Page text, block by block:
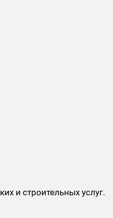
и строительных услуг.